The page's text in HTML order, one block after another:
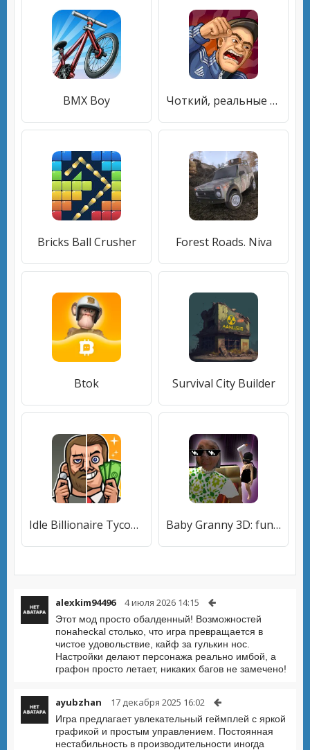
BMX Boy Чоткий, реальные пацаны. Три в ряд
Bricks Ball Crusher Forest Roads. Niva
Btok Survival City Builder
Idle Billionaire Tycoon Baby Granny 3D: fun simulator game
alexkim94496 4 июля 2026 14:15
Этот мод просто обалденный! Возможностей
понаheckal столько, что игра превращается в
чистое удовольствие, кайф за гулькин нос.
Настройки делают персонажа реально имбой, а
графон просто летает, никаких багов не замечено!
ayubzhan 17 декабря 2025 16:02
Игра предлагает увлекательный геймплей с яркой
графикой и простым управлением. Постоянная
нестабильность в производительности иногда